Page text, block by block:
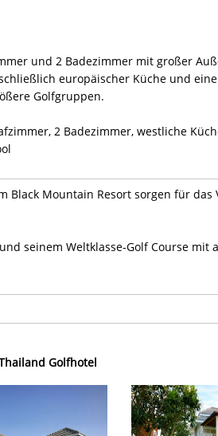
und 2 Badezimmer mit großer
europäischer Küche und
Golfgruppen.
2 Badezimmer, westliche
Mountain Resort sorgen für das
seinem Weltklasse-Golf Course mit
Golfhotel